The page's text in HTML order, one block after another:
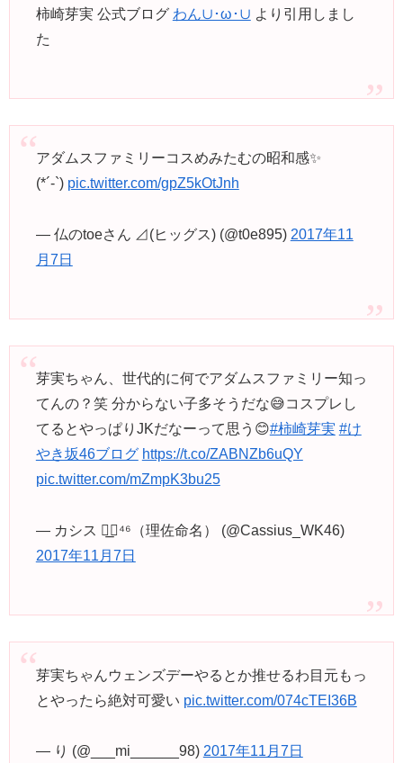
柿崎芽実 公式ブログ わん∪･ω･∪ より引用しまし
た
アダムスファミリーコスめみたむの昭和感✨
(*´-`) pic.twitter.com/gpZ5kOtJnh
— 仏のtoeさん ⊿(ヒッグス) (@t0e895) 2017年11
月7日
芽実ちゃん、世代的に何でアダムスファミリー知っ
てんの？笑 分からない子多そうだな😅コスプレし
てるとやっぱりJKだなーって思う😊#柿崎芽実 #け
やき坂46ブログ https://t.co/ZABNZb6uQY
pic.twitter.com/mZmpK3bu25
— カシス ◢͟￨⁴⁶（理佐命名） (@Cassius_WK46)
2017年11月7日
芽実ちゃんウェンズデーやるとか推せるわ目元もっ
とやったら絶対可愛い pic.twitter.com/074cTEI36B
— り (@___mi______98) 2017年11月7日